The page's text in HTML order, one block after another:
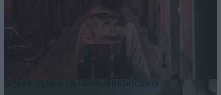
NOS MOVEMOS EN GRUPOS REDUCIDOS